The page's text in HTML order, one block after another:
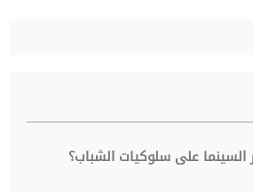
السينما على سلوكيات الشباب؟